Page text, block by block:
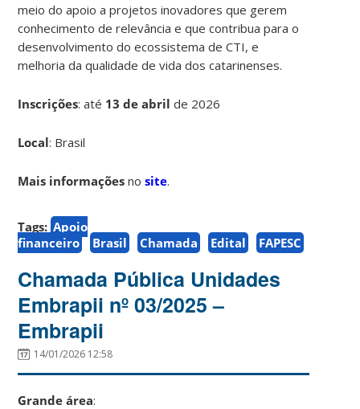
meio do apoio a projetos inovadores que gerem
conhecimento de relevância e que contribua para o
desenvolvimento do ecossistema de CTI, e
melhoria da qualidade de vida dos catarinenses.
Inscrições: até 13 de abrilde 2026
Local: Brasil
Mais informações nosite.
Tags: Apoio
financeiro
Brasil Chamada Edital FAPESC
Chamada Pública Unidades
Embrapii nº 03/2025 –
Embrapii
14/01/2026 12:58
Grande área: